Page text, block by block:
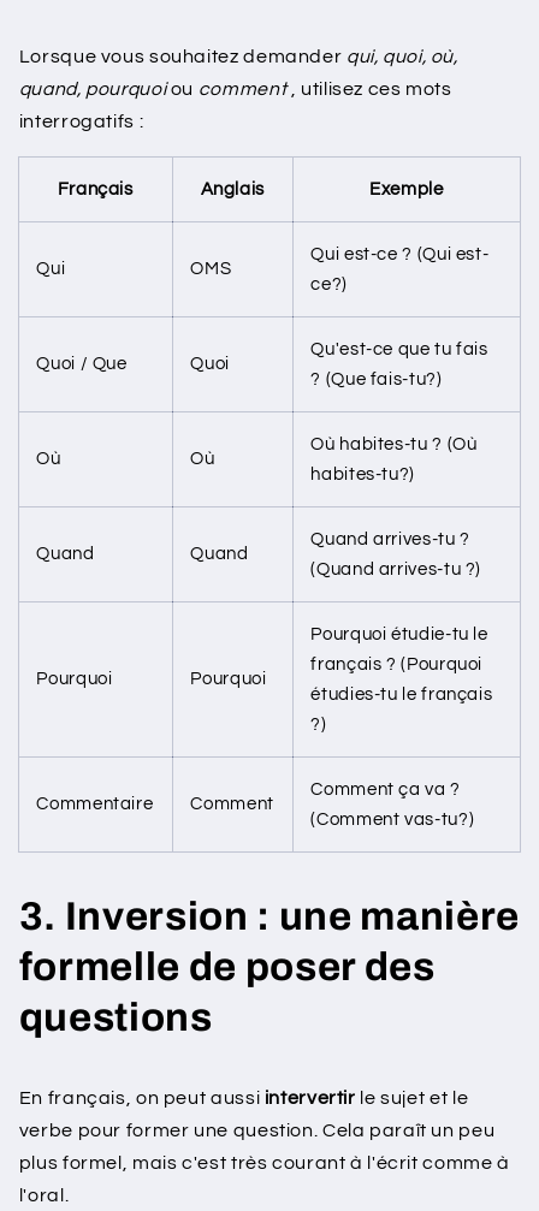
Lorsque vous souhaitez demander qui, quoi, où,
quand, pourquoiou comment, utilisez ces mots
interrogatifs :
Français Anglais Exemple
Qui OMS
Qui est-ce ? (Qui est-
ce?)
Quoi / Que Quoi
Qu'est-ce que tu fais
? (Que fais-tu?)
Où Où
Où habites-tu ? (Où
habites-tu?)
Quand Quand
Quand arrives-tu ?
(Quand arrives-tu ?)
Pourquoi Pourquoi
Pourquoi étudie-tu le
français ? (Pourquoi
étudies-tu le français
?)
Commentaire Comment
Comment ça va ?
(Comment vas-tu?)
3. Inversion : une manière
formelle de poser des
questions
En français, on peut aussi intervertir le sujet et le
verbe pour former une question. Cela paraît un peu
plus formel, mais c'est très courant à l'écrit comme à
l'oral.